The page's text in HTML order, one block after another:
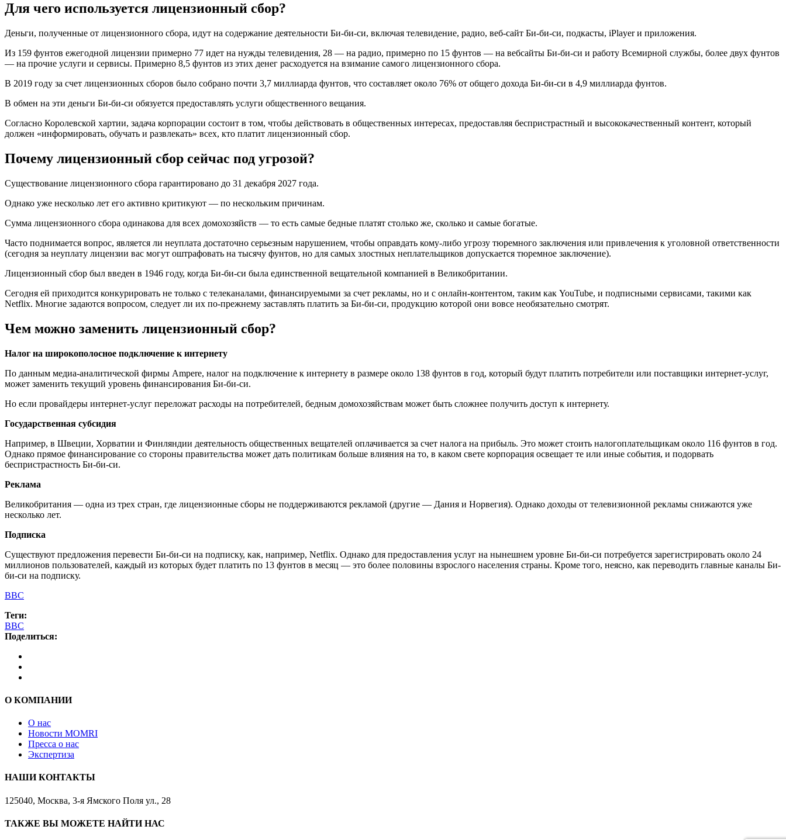
Для чего используется лицензионный сбор?
Деньги, полученные от лицензионного сбора, идут на содержание деятельности Би-би-си, включая телевидение, радио, веб-сайт Би-би-си, подкасты, iPlayer и приложения.
Из 159 фунтов ежегодной лицензии примерно 77 идет на нужды телевидения, 28 — на радио, примерно по 15 фунтов — на вебсайты Би-би-си и работу Всемирной службы, более двух фунтов
— на прочие услуги и сервисы. Примерно 8,5 фунтов из этих денег расходуется на взимание самого лицензионного сбора.
В 2019 году за счет лицензионных сборов было собрано почти 3,7 миллиарда фунтов, что составляет около 76% от общего дохода Би-би-си в 4,9 миллиарда фунтов.
В обмен на эти деньги Би-би-си обязуется предоставлять услуги общественного вещания.
Согласно Королевской хартии, задача корпорации состоит в том, чтобы действовать в общественных интересах, предоставляя беспристрастный и высококачественный контент, который
должен «информировать, обучать и развлекать» всех, кто платит лицензионный сбор.
Почему лицензионный сбор сейчас под угрозой?
Существование лицензионного сбора гарантировано до 31 декабря 2027 года.
Однако уже несколько лет его активно критикуют — по нескольким причинам.
Сумма лицензионного сбора одинакова для всех домохозяйств — то есть самые бедные платят столько же, сколько и самые богатые.
Часто поднимается вопрос, является ли неуплата достаточно серьезным нарушением, чтобы оправдать кому-либо угрозу тюремного заключения или привлечения к уголовной ответственности
(сегодня за неуплату лицензии вас могут оштрафовать на тысячу фунтов, но для самых злостных неплательщиков допускается тюремное заключение).
Лицензионный сбор был введен в 1946 году, когда Би-би-си была единственной вещательной компанией в Великобритании.
Сегодня ей приходится конкурировать не только с телеканалами, финансируемыми за счет рекламы, но и с онлайн-контентом, таким как YouTube, и подписными сервисами, такими как
Netflix. Многие задаются вопросом, следует ли их по-прежнему заставлять платить за Би-би-си, продукцию которой они вовсе необязательно смотрят.
Чем можно заменить лицензионный сбор?
Налог на широкополосное подключение к интернету
По данным медиа-аналитической фирмы Ampere, налог на подключение к интернету в размере около 138 фунтов в год, который будут платить потребители или поставщики интернет-услуг,
может заменить текущий уровень финансирования Би-би-си.
Но если провайдеры интернет-услуг переложат расходы на потребителей, бедным домохозяйствам может быть сложнее получить доступ к интернету.
Государственная субсидия
Например, в Швеции, Хорватии и Финляндии деятельность общественных вещателей оплачивается за счет налога на прибыль. Это может стоить налогоплательщикам около 116 фунтов в год.
Однако прямое финансирование со стороны правительства может дать политикам больше влияния на то, в каком свете корпорация освещает те или иные события, и подорвать
беспристрастность Би-би-си.
Реклама
Великобритания — одна из трех стран, где лицензионные сборы не поддерживаются рекламой (другие — Дания и Норвегия). Однако доходы от телевизионной рекламы снижаются уже
несколько лет.
Подписка
Существуют предложения перевести Би-би-си на подписку, как, например, Netflix. Однако для предоставления услуг на нынешнем уровне Би-би-си потребуется зарегистрировать около 24
миллионов пользователей, каждый из которых будет платить по 13 фунтов в месяц — это более половины взрослого населения страны. Кроме того, неясно, как переводить главные каналы Би-
би-си на подписку.
BBC
Теги:
BBC
Поделиться:
О КОМПАНИИ
О нас
Новости MOMRI
Пресса о нас
Экспертиза
НАШИ КОНТАКТЫ
125040, Москва, 3-я Ямского Поля ул., 28
ТАКЖЕ ВЫ МОЖЕТЕ НАЙТИ НАС